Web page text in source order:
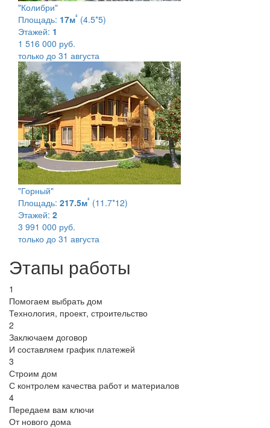
"Колибри"
Площадь: 17м² (4.5*5)
Этажей: 1
1 516 000 руб.
только до 31 августа
"Горный"
Площадь: 217.5м² (11.7*12)
Этажей: 2
3 991 000 руб.
только до 31 августа
Этапы работы
1
Помогаем выбрать дом
Технология, проект, строительство
2
Заключаем договор
И составляем график платежей
3
Строим дом
С контролем качества работ и материалов
4
Передаем вам ключи
От нового дома